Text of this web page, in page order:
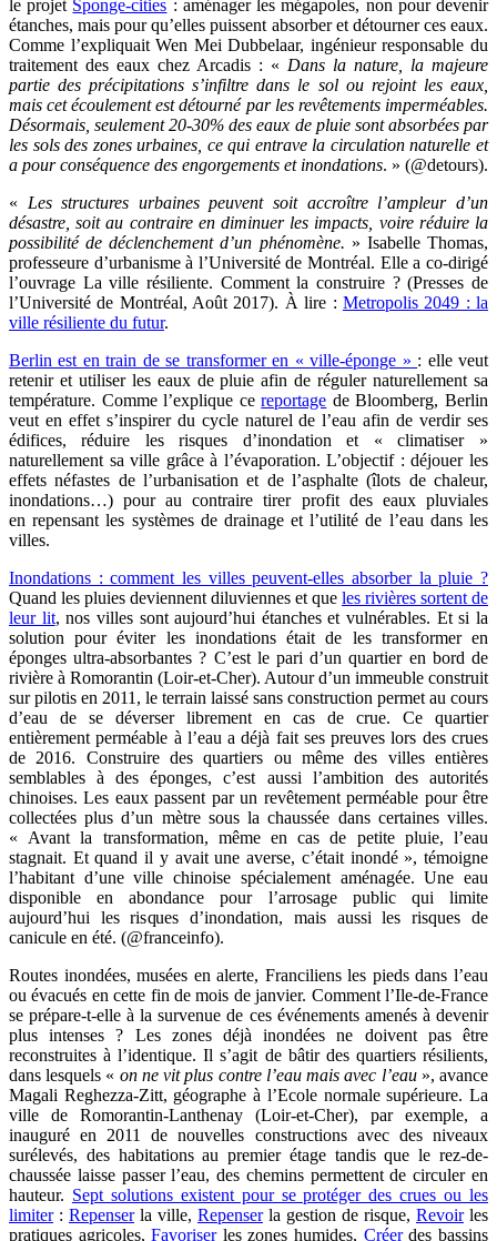
le projet Sponge-cities : aménager les mégapoles, non pour devenir
étanches, mais pour qu’elles puissent absorber et détourner ces eaux.
Comme l’expliquait Wen Mei Dubbelaar, ingénieur responsable du
traitement des eaux chez Arcadis : « Dans la nature, la majeure
partie des précipitations s’infiltre dans le sol ou rejoint les eaux,
mais cet écoulement est détourné par les revêtements imperméables.
Désormais, seulement 20-30% des eaux de pluie sont absorbées par
les sols des zones urbaines, ce qui entrave la circulation naturelle et
a pour conséquence des engorgements et inondations. » (@detours).
« Les structures urbaines peuvent soit accroître l’ampleur d’un
désastre, soit au contraire en diminuer les impacts, voire réduire la
possibilité de déclenchement d’un phénomène. » Isabelle Thomas,
professeure d’urbanisme à l’Université de Montréal. Elle a co-dirigé
l’ouvrage La ville résiliente. Comment la construire ? (Presses de
l’Université de Montréal, Août 2017). À lire : Metropolis 2049 : la
ville résiliente du futur.
Berlin est en train de se transformer en « ville-éponge » : elle veut
retenir et utiliser les eaux de pluie afin de réguler naturellement sa
température. Comme l’explique cereportage de Bloomberg, Berlin
veut en effet s’inspirer du cycle naturel de l’eau afin de verdir ses
édifices, réduire les risques d’inondation et « climatiser »
naturellement sa ville grâce à l’évaporation. L’objectif : déjouer les
effets néfastes de l’urbanisation et de l’asphalte (îlots de chaleur,
inondations…) pour au contraire tirer profit des eaux pluviales
en repensant les systèmes de drainage et l’utilité de l’eau dans les
villes.
Inondations : comment les villes peuvent-elles absorber la pluie ?
Quand les pluies deviennent diluviennes et que les rivières sortent de
leur lit, nos villes sont aujourd’hui étanches et vulnérables. Et si la
solution pour éviter les inondations était de les transformer en
éponges ultra-absorbantes ? C’est le pari d’un quartier en bord de
rivière à Romorantin (Loir-et-Cher). Autour d’un immeuble construit
sur pilotis en 2011, le terrain laissé sans construction permet au cours
d’eau de se déverser librement en cas de crue. Ce quartier
entièrement perméable à l’eau a déjà fait ses preuves lors des crues
de 2016. Construire des quartiers ou même des villes entières
semblables à des éponges, c’est aussi l’ambition des autorités
chinoises. Les eaux passent par un revêtement perméable pour être
collectées plus d’un mètre sous la chaussée dans certaines villes.
« Avant la transformation, même en cas de petite pluie, l’eau
stagnait. Et quand il y avait une averse, c’était inondé », témoigne
l’habitant d’une ville chinoise spécialement aménagée. Une eau
disponible en abondance pour l’arrosage public qui limite
aujourd’hui les risques d’inondation, mais aussi les risques de
canicule en été. (@franceinfo).
Routes inondées, musées en alerte, Franciliens les pieds dans l’eau
ou évacués en cette fin de mois de janvier. Comment l’Ile-de-France
se prépare-t-elle à la survenue de ces événements amenés à devenir
plus intenses ? Les zones déjà inondées ne doivent pas être
reconstruites à l’identique. Il s’agit de bâtir des quartiers résilients,
dans lesquels « on ne vit plus contre l’eau mais avec l’eau», avance
Magali Reghezza-Zitt, géographe à l’Ecole normale supérieure. La
ville de Romorantin-Lanthenay (Loir-et-Cher), par exemple, a
inauguré en 2011 de nouvelles constructions avec des niveaux
surélevés, des habitations au premier étage tandis que le rez-de-
chaussée laisse passer l’eau, des chemins permettent de circuler en
hauteur. Sept solutions existent pour se protéger des crues ou les
limiter: Repenserla ville, Repenserla gestion de risque, Revoirles
pratiques agricoles,Favoriserles zones humides, Créerdes bassins